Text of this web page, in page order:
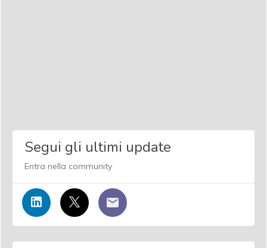
Segui gli ultimi update
Entra nella community